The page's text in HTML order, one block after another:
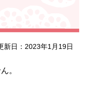
新日：2023年1月19日
。